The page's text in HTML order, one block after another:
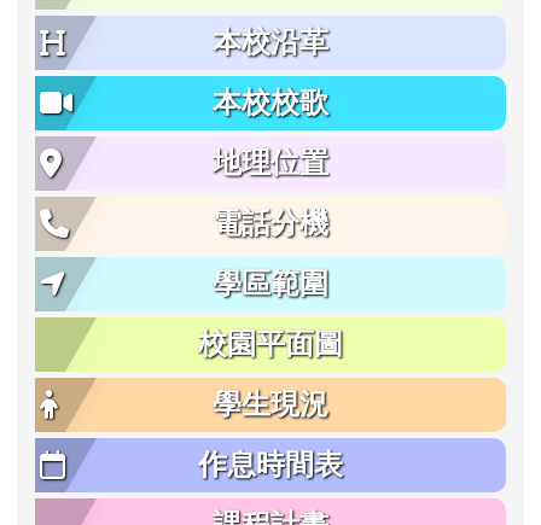
本校沿革
本校校歌
地理位置
電話分機
學區範圍
校園平面圖
學生現況
作息時間表